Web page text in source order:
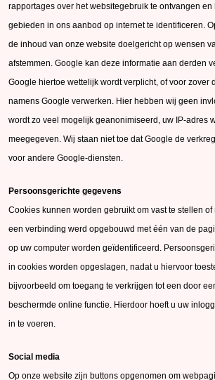
rapportages over het websitegebruik te ontvangen
gebieden in ons aanbod op internet te identificeren.
de inhoud van onze website doelgericht op wensen
afstemmen. Google kan deze informatie aan derden
Google hiertoe wettelijk wordt verplicht, of voor zover
namens Google verwerken. Hier hebben wij geen
wordt zo veel mogelijk geanonimiseerd, uw IP-adres
meegegeven. Wij staan niet toe dat Google de
voor andere Google-diensten.
Persoonsgerichte gegevens
Cookies kunnen worden gebruikt om vast te stellen
een verbinding werd opgebouwd met één van de
op uw computer worden geïdentificeerd.
in cookies worden opgeslagen, nadat u hiervoor
bijvoorbeeld om toegang te verkrijgen tot een door
beschermde online functie. Hierdoor hoeft u uw
in te voeren.
Social media
Op onze website zijn buttons opgenomen om